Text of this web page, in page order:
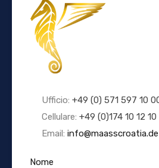
Ufficio: +49 (0) 571 597 10
Cellulare: +49 (0)174 10 12 10
Email: info@maasscroatia.de
Nome